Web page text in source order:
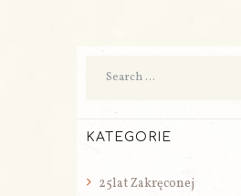
KATEGORIE
25lat Zakręconej